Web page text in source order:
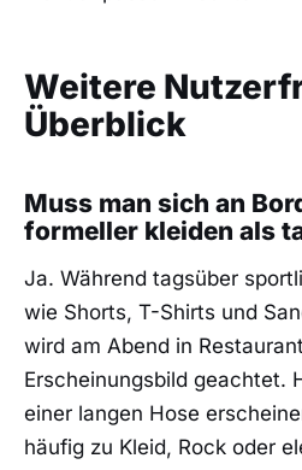
Weitere
Überblick
Muss man sich an
formeller kleiden als
Ja. Während tagsüber
wie Shorts, T-Shirts und
wird am Abend in
Erscheinungsbild geachtet.
einer langen Hose
häufig zu Kleid, Rock oder